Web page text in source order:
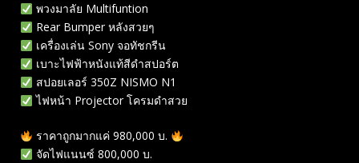
พวงมาลัย Multifuntion
Rear Bumper หลังสวยๆ
เครื่องเล่น Sony จอทัชกรีน
เบาะไฟฟ้าหนังแท้สีดำสปอร์ต
สปอยเลอร์ 350Z NISMO N1
ไฟหน้า Projector โครมดำสวย
ราคาถูกมากแค่ 980,000 บ.
จัดไฟแนนซ์ 800,000 บ.